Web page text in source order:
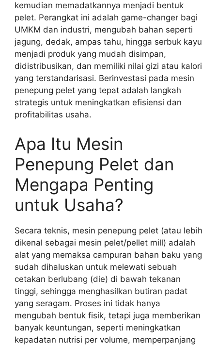
kemudian memadatkannya menjadi bentuk
pelet. Perangkat ini adalah game-changer bagi
UMKM dan industri, mengubah bahan seperti
jagung, dedak, ampas tahu, hingga serbuk kayu
menjadi produk yang mudah disimpan,
didistribusikan, dan memiliki nilai gizi atau kalori
yang terstandarisasi. Berinvestasi pada mesin
penepung pelet yang tepat adalah langkah
strategis untuk meningkatkan efisiensi dan
profitabilitas usaha.
Apa Itu Mesin
Penepung Pelet dan
Mengapa Penting
untuk Usaha?
Secara teknis, mesin penepung pelet (atau lebih
dikenal sebagai mesin pelet/pellet mill) adalah
alat yang memaksa campuran bahan baku yang
sudah dihaluskan untuk melewati sebuah
cetakan berlubang (die) di bawah tekanan
tinggi, sehingga menghasilkan butiran padat
yang seragam. Proses ini tidak hanya
mengubah bentuk fisik, tetapi juga memberikan
banyak keuntungan, seperti meningkatkan
kepadatan nutrisi per volume, memperpanjang